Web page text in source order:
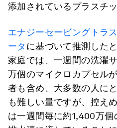
添加されているプラスチ
エナジーセービングトラ
ータ に基づいて推測した
家庭では、一週間の洗濯
万個のマイクロカプセル
者も含め、大多数の人に
も難しい量ですが、控え
は一週間毎に約1,400万